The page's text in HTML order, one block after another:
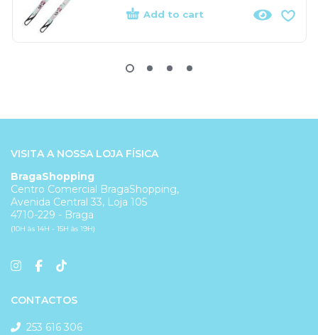
Add to cart
VISITA A NOSSA LOJA FÍSICA
BragaShopping
Centro Comercial BragaShopping,
Avenida Central 33, Loja 105
4710-229 - Braga
(10H às 14H - 15H às 19H)
CONTACTOS
253 616 306